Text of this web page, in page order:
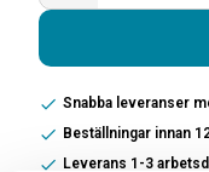
Snabba leveranser
Beställningar innan
Leverans 1-3